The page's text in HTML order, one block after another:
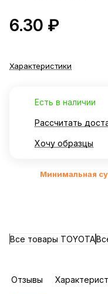
6.30 ₽
Характеристики
Есть в наличии
Рассчитать
Хочу образцы
Минимальная
Все товары TOYOTA
Отзывы